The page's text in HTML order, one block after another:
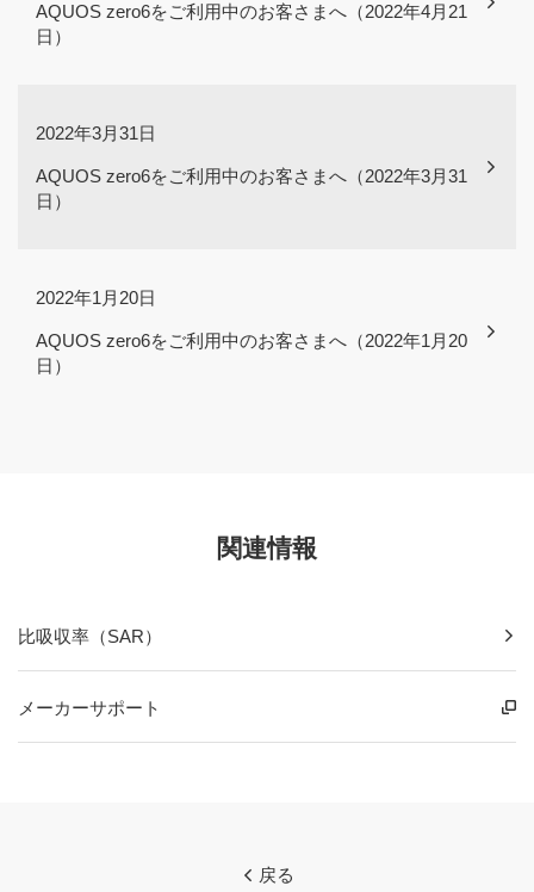
AQUOS zero6をご利用中のお客さまへ（2022年4月21
日）
2022年3月31日
AQUOS zero6をご利用中のお客さまへ（2022年3月31
日）
2022年1月20日
AQUOS zero6をご利用中のお客さまへ（2022年1月20
日）
関連情報
比吸収率（SAR）
メーカーサポート
戻る